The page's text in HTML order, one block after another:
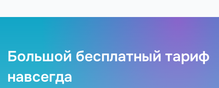
Большой бесплатный тариф
навсегда